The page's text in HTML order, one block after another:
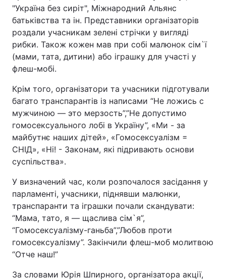
"Україна без сиріт", Міжнародний Альянс
батьківства та ін. Представники організаторів
роздали учасникам зелені стрічки у вигляді
рибки. Також кожен мав при собі малюнок сім`ї
(мами, тата, дитини) або іграшку для участі у
флеш-мобі.
Крім того, організатори та учасники підготували
багато транспарантів із написами “Не ложись с
мужчиною — это мерзость”,”Не допустимо
гомосексуального лобі в Україну”, «Ми - за
майбутнє наших дітей», «Гомосексуалізм =
СНІД», «Ні! - Законам, які підривають основи
суспільства».
У визначений час, коли розпочалося засідання у
парламенті, учасники, піднявши малюнки,
транспаранти та іграшки почали скандувати:
“Мама, тато, я — щаслива сім`я”,
“Гомосексуалізму-ганьба”,”Любов проти
гомосексуалізму”. Закінчили флеш-моб молитвою
“Отче наш!”
За словами Юрія Шпирного, організатора акції,